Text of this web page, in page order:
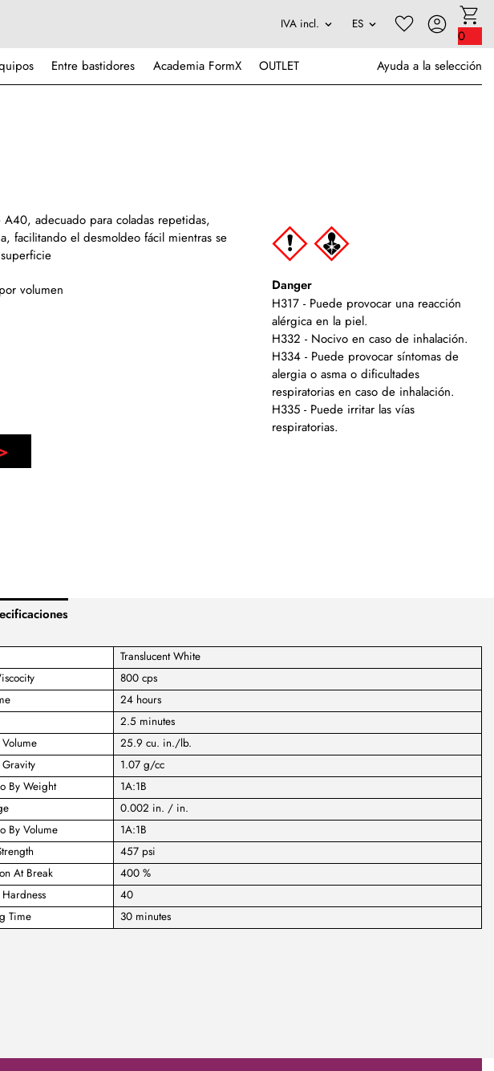
0
Entre bastidores Academia FormX OUTLET Ayuda a la selección
A40, adecuado para coladas repetidas,
facilitando el desmoldeo fácil mientras se
volumen
Danger
H317 - Puede provocar una reacción
alérgica en la piel.
H332 - Nocivo en caso de inhalación.
H334 - Puede provocar síntomas de
alergia o asma o dificultades
respiratorias en caso de inhalación.
H335 - Puede irritar las vías
respiratorias.
Translucent White
800 cps
24 hours
2.5 minutes
25.9 cu. in./lb.
1.07 g/cc
By Weight
1A:1B
0.002 in. / in.
By Volume
1A:1B
457 psi
At Break
400 %
40
Time
30 minutes